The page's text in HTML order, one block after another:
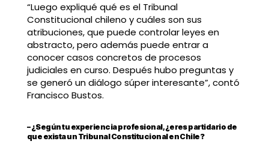
“Luego expliqué qué es el Tribunal
Constitucional chileno y cuáles son sus
atribuciones, que puede controlar leyes en
abstracto, pero además puede entrar a
conocer casos concretos de procesos
judiciales en curso. Después hubo preguntas y
se generó un diálogo súper interesante”, contó
Francisco Bustos.
– ¿Según tu experiencia profesional, ¿eres partidario de
que exista un Tribunal Constitucional en Chile?